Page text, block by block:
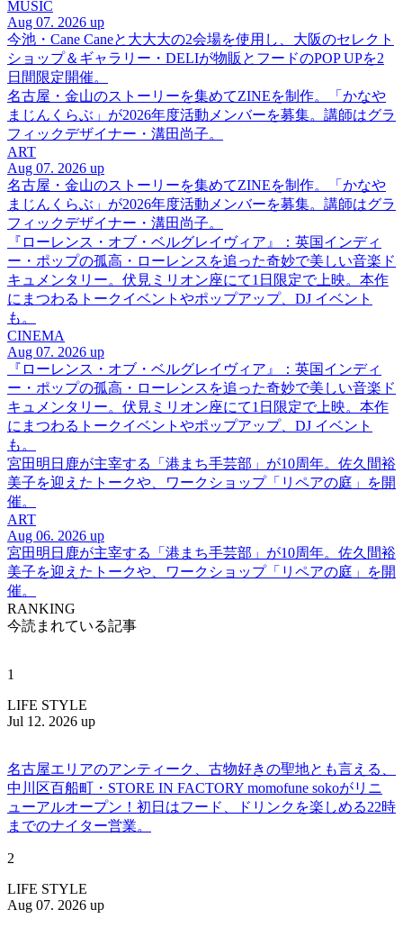
MUSIC
Aug 07. 2026 up
今池・Cane Caneと大大大の2会場を使用し、大阪のセレクト
ショップ＆ギャラリー・DELIが物販とフードのPOP UPを2
日間限定開催。
名古屋・金山のストーリーを集めてZINEを制作。「かなや
まじんくらぶ」が2026年度活動メンバーを募集。講師はグラ
フィックデザイナー・溝田尚子。
ART
Aug 07. 2026 up
名古屋・金山のストーリーを集めてZINEを制作。「かなや
まじんくらぶ」が2026年度活動メンバーを募集。講師はグラ
フィックデザイナー・溝田尚子。
『ローレンス・オブ・ベルグレイヴィア』：英国インディ
ー・ポップの孤高・ローレンスを追った奇妙で美しい音楽ド
キュメンタリー。伏見ミリオン座にて1日限定で上映。本作
にまつわるトークイベントやポップアップ、DJ イベント
も。
CINEMA
Aug 07. 2026 up
『ローレンス・オブ・ベルグレイヴィア』：英国インディ
ー・ポップの孤高・ローレンスを追った奇妙で美しい音楽ド
キュメンタリー。伏見ミリオン座にて1日限定で上映。本作
にまつわるトークイベントやポップアップ、DJ イベント
も。
宮田明日鹿が主宰する「港まち手芸部」が10周年。佐久間裕
美子を迎えたトークや、ワークショップ「リペアの庭」を開
催。
ART
Aug 06. 2026 up
宮田明日鹿が主宰する「港まち手芸部」が10周年。佐久間裕
美子を迎えたトークや、ワークショップ「リペアの庭」を開
催。
RANKING
今読まれている記事
1
LIFE STYLE
Jul 12. 2026 up
名古屋エリアのアンティーク、古物好きの聖地とも言える、
中川区百船町・STORE IN FACTORY momofune sokoがリニ
ューアルオープン！初日はフード、ドリンクを楽しめる22時
までのナイター営業。
2
LIFE STYLE
Aug 07. 2026 up